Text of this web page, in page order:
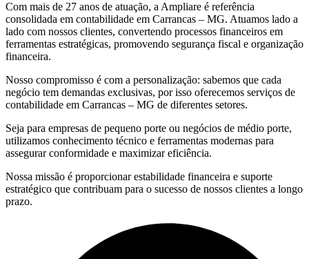
Com mais de 27 anos de atuação, a Ampliare é referência
consolidada em contabilidade em Carrancas – MG. Atuamos lado a
lado com nossos clientes, convertendo processos financeiros em
ferramentas estratégicas, promovendo segurança fiscal e organização
financeira.
Nosso compromisso é com a personalização: sabemos que cada
negócio tem demandas exclusivas, por isso oferecemos serviços de
contabilidade em Carrancas – MG de diferentes setores.
Seja para empresas de pequeno porte ou negócios de médio porte,
utilizamos conhecimento técnico e ferramentas modernas para
assegurar conformidade e maximizar eficiência.
Nossa missão é proporcionar estabilidade financeira e suporte
estratégico que contribuam para o sucesso de nossos clientes a longo
prazo.